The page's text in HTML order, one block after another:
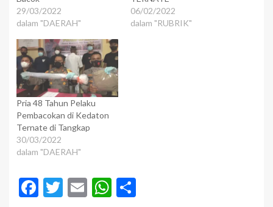
29/03/2022
dalam "DAERAH"
06/02/2022
dalam "RUBRIK"
Pria 48 Tahun Pelaku
Pembacokan di Kedaton
Ternate di Tangkap
30/03/2022
dalam "DAERAH"
Facebook
Twitter
EmailWhatsApp